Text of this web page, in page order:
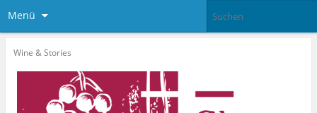
Menü
Wine & Stories